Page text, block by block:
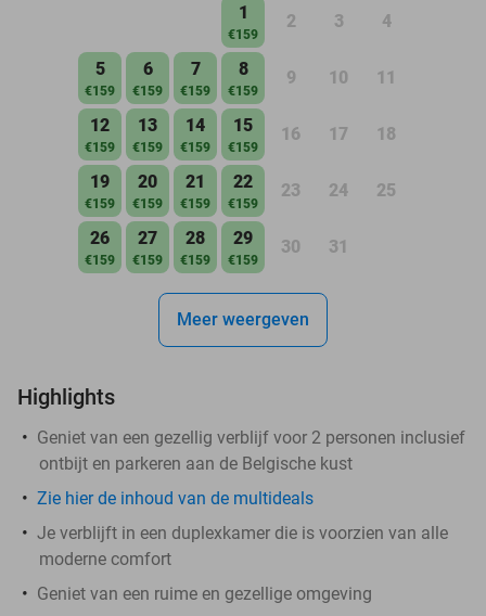
1
€159
2 3 4
5
€159
6
€159
7
€159
8
€159
9 10 11
12
€159
13
€159
14
€159
15
€159
16 17 18
19
€159
20
€159
21
€159
22
€159
23 24 25
26
€159
27
€159
28
€159
29
€159
30 31
Meer weergeven
Highlights
Geniet van een gezellig verblijf voor 2 personen inclusief
ontbijt en parkeren aan de Belgische kust
Zie hier de inhoud van de multideals
Je verblijft in een duplexkamer die is voorzien van alle
moderne comfort
Geniet van een ruime en gezellige omgeving